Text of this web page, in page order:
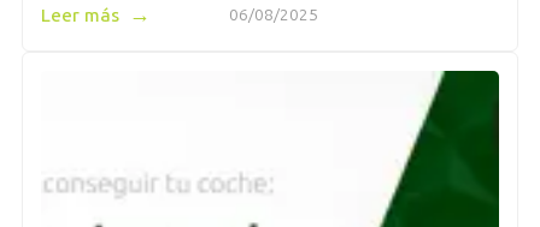
06/08/2025
Leer más →